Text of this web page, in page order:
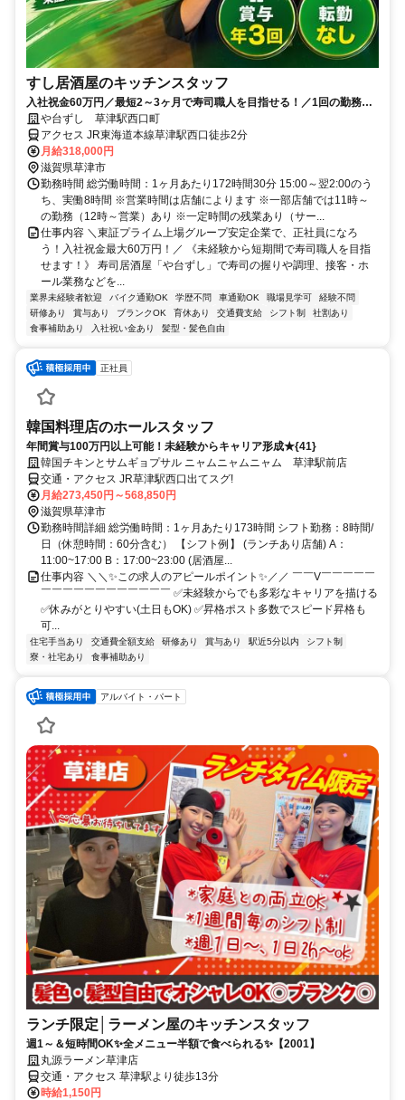
すし居酒屋のキッチンスタッフ
入社祝金60万円／最短2～3ヶ月で寿司職人を目指せる！／1回の勤務で1
食無料のまかないあり
や台ずし 草津駅西口町
アクセス JR東海道本線草津駅西口徒歩2分
月給318,000円
滋賀県草津市
勤務時間 総労働時間：1ヶ月あたり172時間30分 15:00～翌2:00のう
ち、実働8時間 ※営業時間は店舗によります ※一部店舗では11時～
の勤務（12時～営業）あり ※一定時間の残業あり（サー...
仕事内容 ＼東証プライム上場グループ安定企業で、正社員になろ
う！入社祝金最大60万円！／ 《未経験から短期間で寿司職人を目指
せます！》 寿司居酒屋「や台ずし」で寿司の握りや調理、接客・ホ
ール業務などを...
業界未経験者歓迎 バイク通勤OK 学歴不問 車通勤OK 職場見学可
経験不問
研修あり
賞与あり ブランクOK 育休あり 交通費支給 シフト制
社割あり
食事補助あり
入社祝い金あり 髪型・髪色自由
正社員
韓国料理店のホールスタッフ
年間賞与100万円以上可能！未経験からキャリア形成★{41}
韓国チキンとサムギョプサル ニャムニャムニャム 草津駅前店
交通・アクセス JR草津駅西口出てスグ!
月給273,450円～568,850円
滋賀県草津市
勤務時間詳細 総労働時間：1ヶ月あたり173時間 シフト勤務：8時間/
日（休憩時間：60分含む） 【シフト例】 (ランチあり店舗) A：
11:00~17:00 B：17:00~23:00 (居酒屋...
仕事内容 ＼＼✨この求人のアピールポイント✨／／ ￣￣V￣￣￣￣￣
￣￣￣￣￣￣￣￣￣￣￣￣ ✅未経験からでも多彩なキャリアを描ける
✅休みがとりやすい(土日もOK) ✅昇格ポスト多数でスピード昇格も
可...
住宅手当あり 交通費全額支給 研修あり 賞与あり 駅近5分以内
シフト制
寮・社宅あり
食事補助あり
アルバイト・パート
ランチ限定│ラーメン屋のキッチンスタッフ
週1～＆短時間OK✨全メニュー半額で食べられる✨【2001】
丸源ラーメン草津店
交通・アクセス 草津駅より徒歩13分
時給1,150円